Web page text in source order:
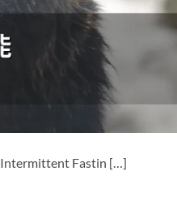
Fastin […]